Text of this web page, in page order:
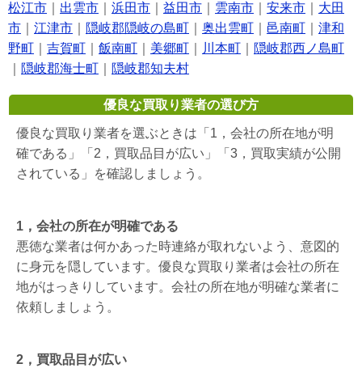
松江市 出雲市 浜田市 益田市 雲南市 安来市
大田
市
江津市 隠岐郡隠岐の島町 奥出雲町 邑南町
津和
野町
吉賀町 飯南町 美郷町 川本町
隠岐郡西ノ島町
隠岐郡海士町 隠岐郡知夫村
優良な買取り業者の選び方
優良な買取り業者を選ぶときは「1，会社の所在地が明
確である」「2，買取品目が広い」「3，買取実績が公開
されている」を確認しましょう。
1，会社の所在が明確である
悪徳な業者は何かあった時連絡が取れないよう、意図的
に身元を隠しています。優良な買取り業者は会社の所在
地がはっきりしています。会社の所在地が明確な業者に
依頼しましょう。
2，買取品目が広い